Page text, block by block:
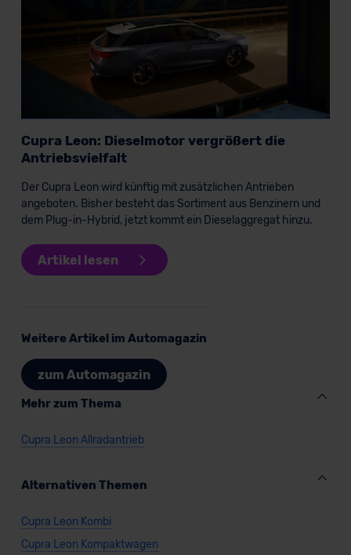
Cupra Leon: Dieselmotor vergrößert die
Antriebsvielfalt
Der Cupra Leon wird künftig mit zusätzlichen Antrieben
angeboten. Bisher besteht das Sortiment aus Benzinern und
dem Plug-in-Hybrid, jetzt kommt ein Dieselaggregat hinzu.
Artikel lesen
Weitere Artikel im Automagazin
zum Automagazin
Mehr zum Thema
Cupra Leon Allradantrieb
Alternativen Themen
Cupra Leon Kombi
Cupra Leon Kompaktwagen